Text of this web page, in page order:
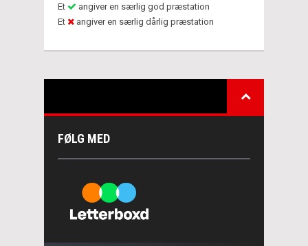
Et
angiver en særlig god præstation
Et
angiver en særlig dårlig præstation
FØLG MED